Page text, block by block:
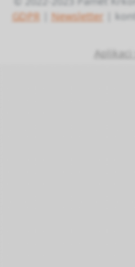
GDPR
Newsletter |